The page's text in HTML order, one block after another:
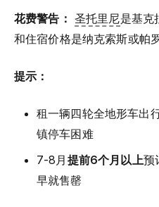
花费警告： 圣托里尼是基
和住宿价格是纳克索斯或帕
提示：
租一辆四轮全地形车
镇停车困难
7-8月 提前6个月以上预
早就售罄